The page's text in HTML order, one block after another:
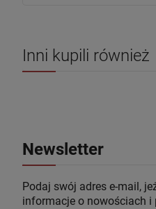
Inni kupili również
Newsletter
Podaj swój adres e-mail,
informacje o nowościach i